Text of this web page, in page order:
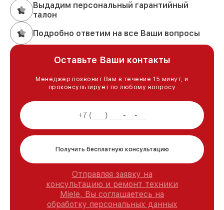
Выдадим персональный гарантийный
талон
Подробно ответим на все Ваши вопросы
Оставьте Ваши контакты
Менеджер позвонит Вам в течение 15 минут, и
проконсультирует по любому вопросу
Получить бесплатную консультацию
Отправляя заявку на
консультацию и ремонт техники
Miele, Вы соглашаетесь на
обработку персональных данных